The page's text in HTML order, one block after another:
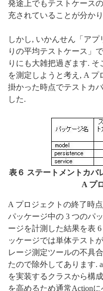
発途上でもテストケース
充されていることが分か
しかし, いかんせん「ア
りの平均テストケース」
りにも大雑把過ぎます.
を測定しようと考え, A プ
掛かった時点でテストカ
した.
表６ ステートメントカバ
A プ
A プロジェクトの終了時
パッケージ中の 3 つのパ
ージを計測した結果を表
ッケージでは単体テスト
レージ測定ツールの不具
たので除外してあります.
を実装するクラスから構
を高めるため通常Action